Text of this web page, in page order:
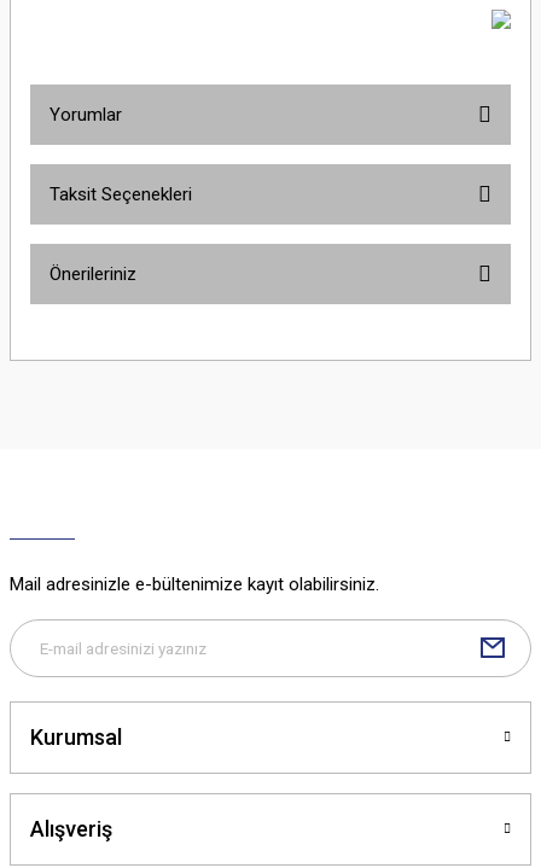
Yorumlar
Taksit Seçenekleri
Önerileriniz
yetersiz gördüğünüz noktaları öneri formunu kullanarak tarafımıza
Bu ürüne benzer farklı alternatifler olmalı.
Mail adresinizle e-bültenimize kayıt olabilirsiniz.
Kurumsal
Alışveriş